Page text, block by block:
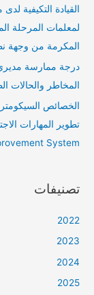
القيادة التكيفية
لمعلمات المرحلة
المكرمة من وجهة
درجة ممارسة مديري
المخاطر والحالات
الخصائص
System
تصنيفات
2022
2023
2024
2025